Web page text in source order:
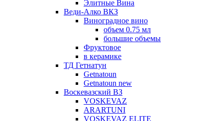
Элитные Вина
Веди-Алко ВКЗ
Виноградное вино
объем 0.75 мл
большие объемы
Фруктовое
в керамике
ТД Гетнатун
Getnatoun
Getnatoun new
Воскевазский ВЗ
VOSKEVAZ
ARARTUNI
VOSKEVAZ ELITE